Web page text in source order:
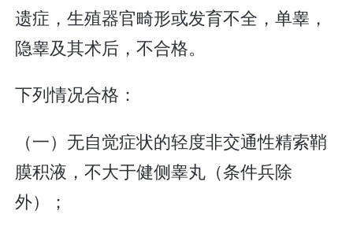
遗症，生殖器官畸形或发育不全，单睾，
隐睾及其术后，不合格。
下列情况合格：
（一）无自觉症状的轻度非交通性精索鞘
膜积液，不大于健侧睾丸（条件兵除
外）；